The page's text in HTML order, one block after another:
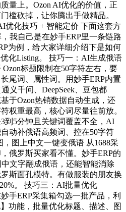
量上。Ozon AI优化的价值，正
槛砍掉，让你腾出手做精品。
优化技巧 + 智能定价 下面这套方
我自己是在妙手ERP里一条链路
为例，给大家详细介绍下是如何
化Listing。 技巧一：AI生成俄语
标题限制在50字符左右，要
尾词、属性词。用妙手ERP内置
义千问、DeepSeek、豆包都
于Ozon热销数据自动生成，还
权重最高，核心词尽量往前放。
到5分钟且关键词覆盖不全，AI
动补俄语高频词、控在50字符
图上中文一键变俄语 从1688采
俄罗斯买家看不懂。妙手ERP的
文字翻成俄语，还能智能消除
斯面孔模特。有做服装的朋友换
。 技巧三：AI批量优化
手ERP采集箱勾选一批产品，利
功能，批量优化标题、描述、图